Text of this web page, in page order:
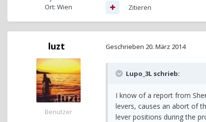
Ort: Wien
Zitieren
luzt
Benutzer
Geschrieben 20. März 2014
Lupo_3L schrieb:
I know of a report from
levers, causes an abort of
lever positions during the